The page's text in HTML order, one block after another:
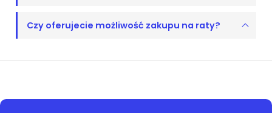
Czy oferujecie możliwość zakupu na raty?